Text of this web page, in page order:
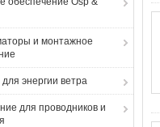
и монтажное
энергии ветра
для проводников и